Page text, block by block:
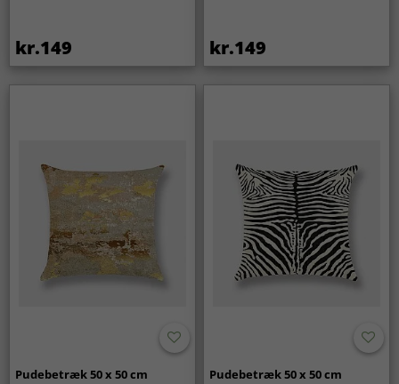
kr.149 kr.149
Pudebetræk 50 x 50 cm Pudebetræk 50 x 50 cm